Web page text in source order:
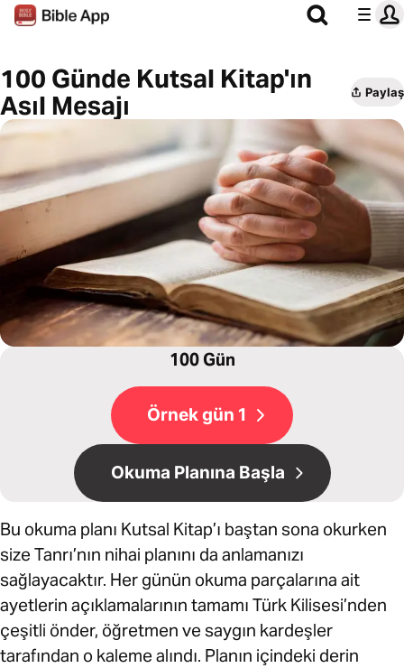
100 Günde Kutsal Kitap'ın
Asıl Mesajı
Paylaş
100 Gün
Örnek gün 1
Okuma Planına Başla
Bu okuma planı Kutsal Kitap’ı baştan sona okurken
size Tanrı’nın nihai planını da anlamanızı
sağlayacaktır. Her günün okuma parçalarına ait
ayetlerin açıklamalarının tamamı Türk Kilisesi’nden
çeşitli önder, öğretmen ve saygın kardeşler
tarafından o kaleme alındı. Planın içindeki derin